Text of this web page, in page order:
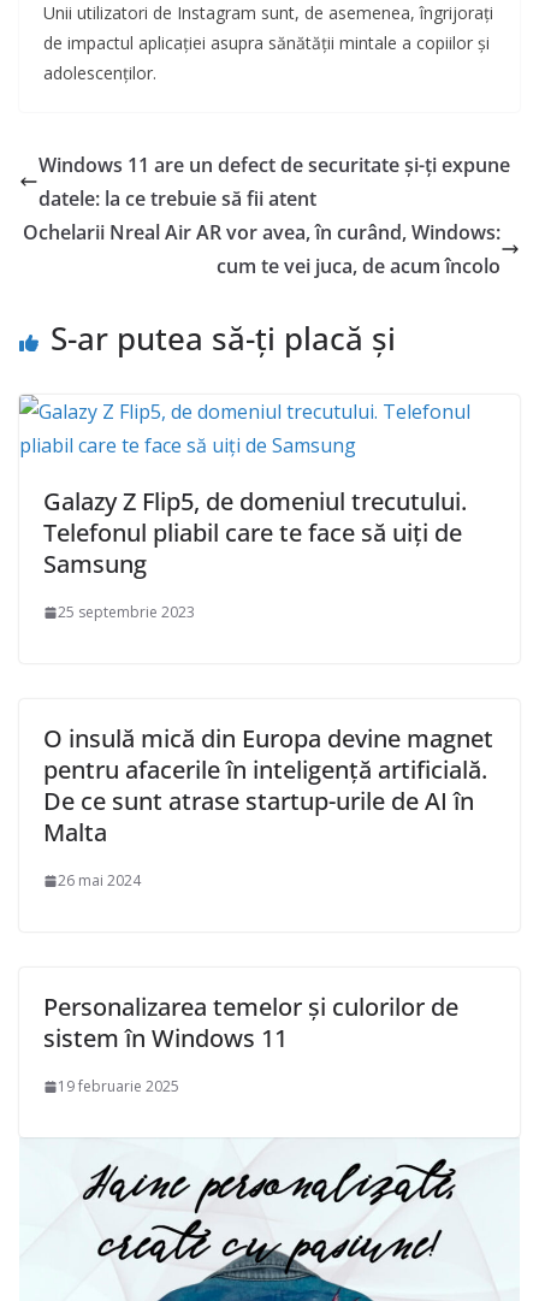
Unii utilizatori de Instagram sunt, de asemenea, îngrijorați
de impactul aplicației asupra sănătății mintale a copiilor și
adolescenților.
Windows 11 are un defect de securitate și-ți expune
datele: la ce trebuie să fii atent
Ochelarii Nreal Air AR vor avea, în curând, Windows:
cum te vei juca, de acum încolo
S-ar putea să-ți placă și
Galazy Z Flip5, de domeniul trecutului.
Telefonul pliabil care te face să uiți de
Samsung
25 septembrie 2023
O insulă mică din Europa devine magnet
pentru afacerile în inteligență artificială.
De ce sunt atrase startup-urile de AI în
Malta
26 mai 2024
Personalizarea temelor și culorilor de
sistem în Windows 11
19 februarie 2025